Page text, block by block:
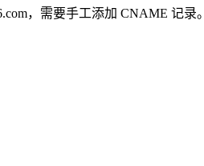
，需要手工添加 CNAME 记录。